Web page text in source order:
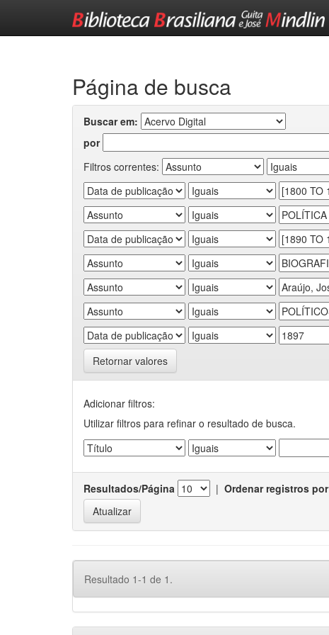
Página de busca
Buscar em:
por
Filtros correntes:
Retornar valores
Adicionar filtros:
Utilizar filtros para refinar o resultado de busca.
Resultados/Página | Ordenar registros por
Resultado 1-1 de 1.